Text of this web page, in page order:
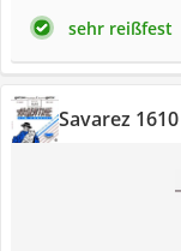
sehr reißfest
Savarez 1610